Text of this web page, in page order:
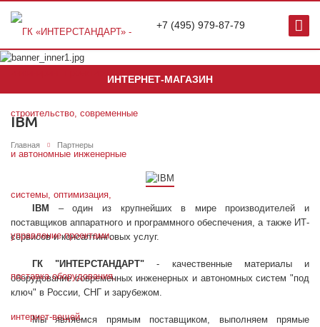
+7 (495) 979-87-79
ИНТЕРНЕТ-МАГАЗИН
IBM
Главная Партнеры
IBM – один из крупнейших в мире производителей и
поставщиков аппаратного и программного обеспечения, а также ИТ-
сервисов и консалтинговых услуг.
ГК "ИНТЕРСТАНДАРТ" - качественные материалы и
оборудование современных инженерных и автономных систем "под
ключ" в России, СНГ и зарубежом.
Мы являемся прямым поставщиком, выполняем прямые